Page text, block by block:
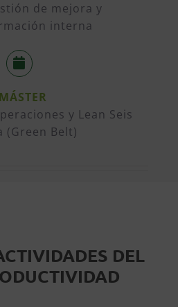
de mejora y
interna
MÁSTER
y Lean Seis
(Green Belt)
DEL